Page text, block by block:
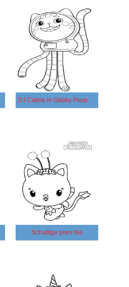
DJ Catnip in Gabby Poppenhuis
Schattige poes fee